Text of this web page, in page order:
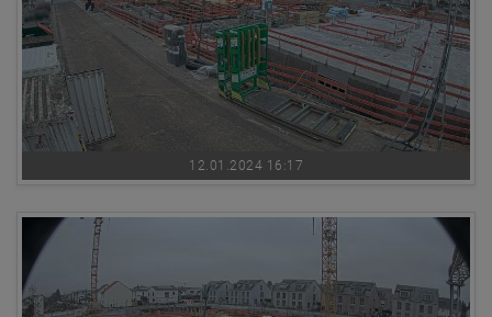
12.01.2024 16:17